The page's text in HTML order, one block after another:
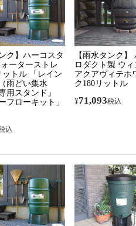
ク】ハーコスタ
ーターストレ
ットル 「レイン
雨どい集水
用スタンド」
フローキット」
込
【雨水タンク】
ロダクト製 ウ
アクアヴィテホ
ク180リットル
¥71,093税込